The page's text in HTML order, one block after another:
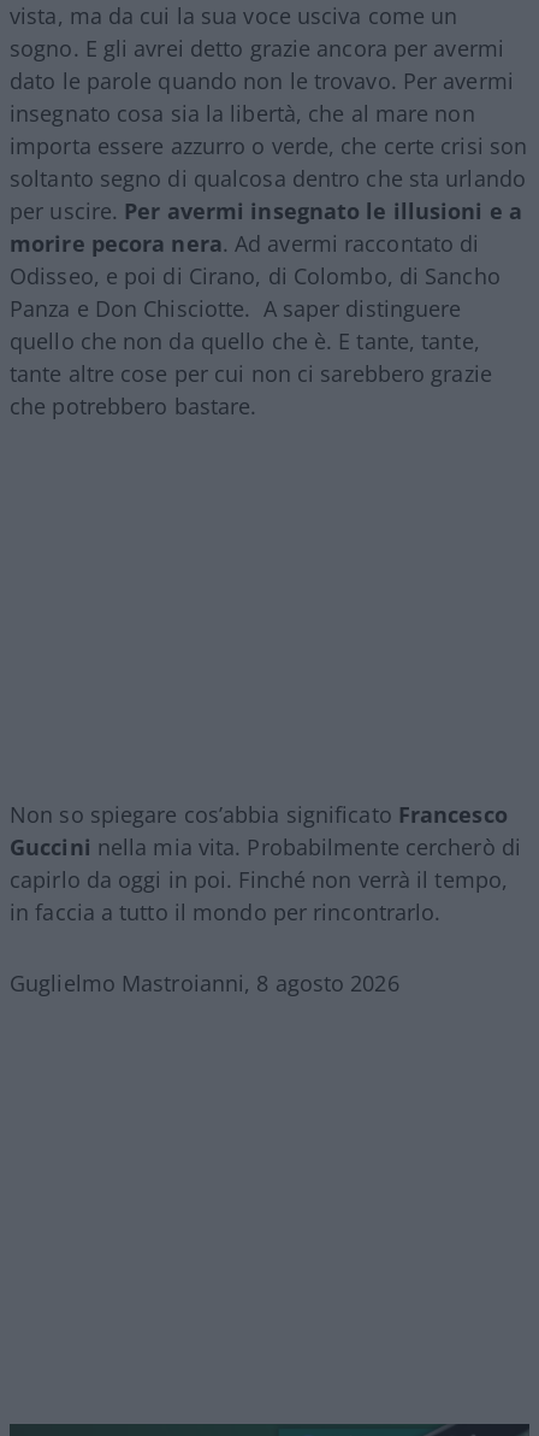
vista, ma da cui la sua voce usciva come un
sogno. E gli avrei detto grazie ancora per avermi
dato le parole quando non le trovavo. Per avermi
insegnato cosa sia la libertà, che al mare non
importa essere azzurro o verde, che certe crisi son
soltanto segno di qualcosa dentro che sta urlando
per uscire. Per avermi insegnato le illusioni e a
morire pecora nera. Ad avermi raccontato di
Odisseo, e poi di Cirano, di Colombo, di Sancho
Panza e Don Chisciotte. A saper distinguere
quello che non da quello che è. E tante, tante,
tante altre cose per cui non ci sarebbero grazie
che potrebbero bastare.
Non so spiegare cos’abbia significato Francesco
Guccini nella mia vita. Probabilmente cercherò di
capirlo da oggi in poi. Finché non verrà il tempo,
in faccia a tutto il mondo per rincontrarlo.
Guglielmo Mastroianni, 8 agosto 2026